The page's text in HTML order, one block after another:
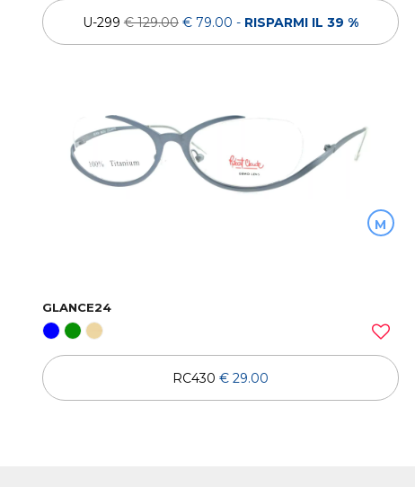
U-299€ 129.00 € 79.00 - RISPARMI IL 39 %
M
GLANCE24
RC430 € 29.00